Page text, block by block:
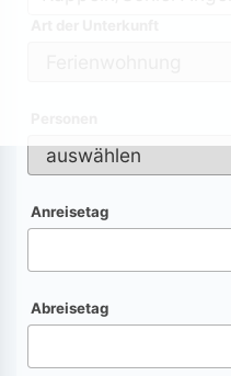
Anreisetag
Abreisetag